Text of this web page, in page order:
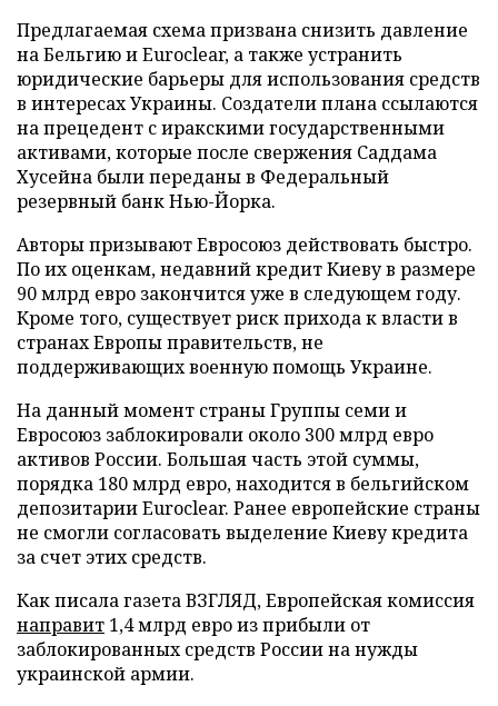
Предлагаемая схема призвана снизить давление
на Бельгию и Euroclear, а также устранить
юридические барьеры для использования средств
в интересах Украины. Создатели плана ссылаются
на прецедент с иракскими государственными
активами, которые после свержения Саддама
Хусейна были переданы в Федеральный
резервный банк Нью-Йорка.
Авторы призывают Евросоюз действовать быстро.
По их оценкам, недавний кредит Киеву в размере
90 млрд евро закончится уже в следующем году.
Кроме того, существует риск прихода к власти в
странах Европы правительств, не
поддерживающих военную помощь Украине.
На данный момент страны Группы семи и
Евросоюз заблокировали около 300 млрд евро
активов России. Большая часть этой суммы,
порядка 180 млрд евро, находится в бельгийском
депозитарии Euroclear. Ранее европейские страны
не смогли согласовать выделение Киеву кредита
за счет этих средств.
Как писала газета ВЗГЛЯД, Европейская комиссия
направит 1,4 млрд евро из прибыли от
заблокированных средств России на нужды
украинской армии.